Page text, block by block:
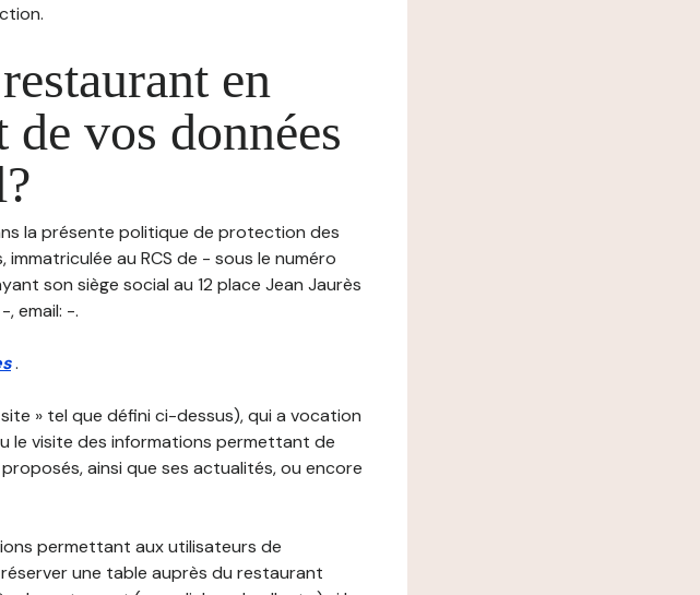
en
vos données
la présente politique de protection des
au RCS de - sous le numéro
son siège social au 12 place Jean Jaurès
, email: -.
.
» tel que défini ci-dessus), qui a vocation
le visite des informations permettant de
ainsi que ses actualités, ou encore
permettant aux utilisateurs de
une table auprès du restaurant